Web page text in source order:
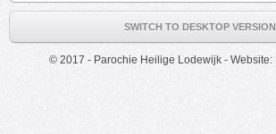
SWITCH TO DESKTOP VERSION
© 2017 - Parochie Heilige Lodewijk - Website: